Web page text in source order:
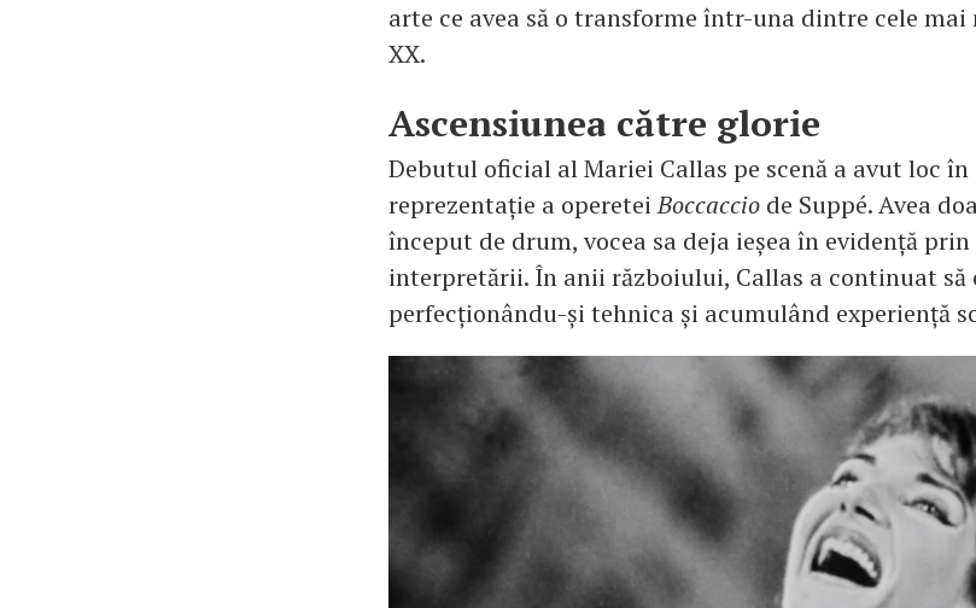
arte ce avea să o transforme într-una dintre cele
XX.
Ascensiunea către glorie
Debutul oficial al Mariei Callas pe scenă a avut loc în
reprezentație a opereteiBoccaccio de Suppé. Avea
început de drum, vocea sa deja ieșea în evidență
interpretării. În anii războiului, Callas a continuat să
perfecționându-și tehnica și acumulând experiență